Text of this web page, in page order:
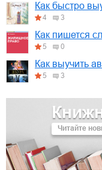
Читайте
Как быстро
4 3
Как пишется
5 0
Как выучить
5 3